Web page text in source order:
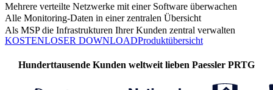
Mehrere verteilte Netzwerke mit einer Software überwachen
Alle Monitoring-Daten in einer zentralen Übersicht
Als MSP die Infrastrukturen Ihrer Kunden zentral verwalten
KOSTENLOSER DOWNLOADProduktübersicht
Hunderttausende Kunden weltweit lieben Paessler PRTG